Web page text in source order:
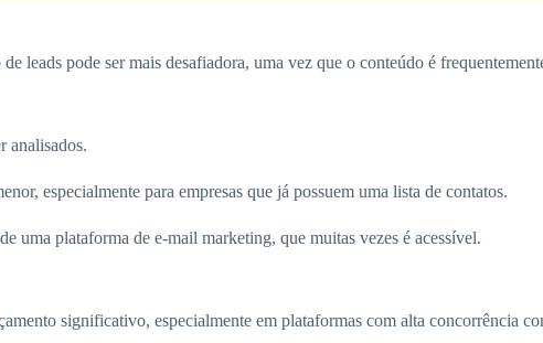
leads pode ser mais desafiadora, uma vez que o conteúdo é
analisados.
especialmente para empresas que já possuem uma lista de contatos.
uma plataforma de e-mail marketing, que muitas vezes é acessível.
significativo, especialmente em plataformas com alta concorrência